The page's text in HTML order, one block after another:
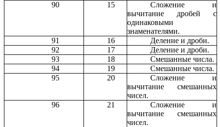
90
15
Сложение и
вычитание дробей с
одинаковыми
знаменателями.
91
16
Деление и дроби.
92
17
Деление и дроби.
93
18
Смешанные числа.
94
19
Смешанные числа.
95
20
Сложение и
вычитание смешанных
чисел.
96
21
Сложение и
вычитание смешанных
чисел.